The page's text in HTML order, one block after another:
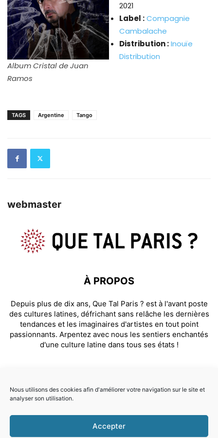
Album Cristal de Juan
Ramos
2021
Label :Compagnie
Cambalache
Distribution :Inouïe
Distribution
TAGS Argentine Tango
webmaster
À PROPOS
Depuis plus de dix ans, Que Tal Paris ? est à l'avant poste
des cultures latines, défrichant sans relâche les dernières
tendances et les imaginaires d'artistes en tout point
passionnants. Arpentez avec nous les sentiers enchantés
d'une culture latine dans tous ses états !
Facebook
Nous utilisons des cookies afin d'améliorer votre navigation sur le site et
analyser son utilisation.
Accepter